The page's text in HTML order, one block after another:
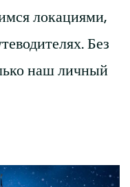
локациями,
Без
наш личный